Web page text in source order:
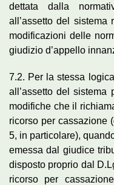
dettata dalla
all’assetto del
modificazioni delle
giudizio d’appello
7.2. Per la stessa
all’assetto del sistema
modifiche che il
ricorso per cassazione
5, in particolare),
emessa dal giudice
disposto proprio dal
ricorso per